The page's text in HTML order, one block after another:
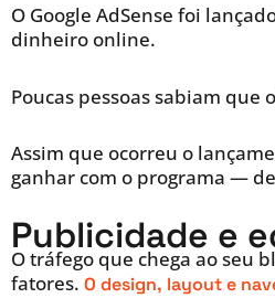
O Google AdSense foi
dinheiro online.
Poucas pessoas sabiam
Assim que ocorreu o
ganhar com o programa —
Publicidade e
O tráfego que chega ao seu
fatores. O design, layout e